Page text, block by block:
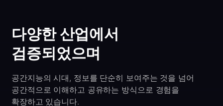
다양한 산업에서
검증되었으며
공간지능의 시대, 정보를 단순히 보여주는 것을 넘어
공간적으로 이해하고 공유하는 방식으로 경험을
확장하고 있습니다.